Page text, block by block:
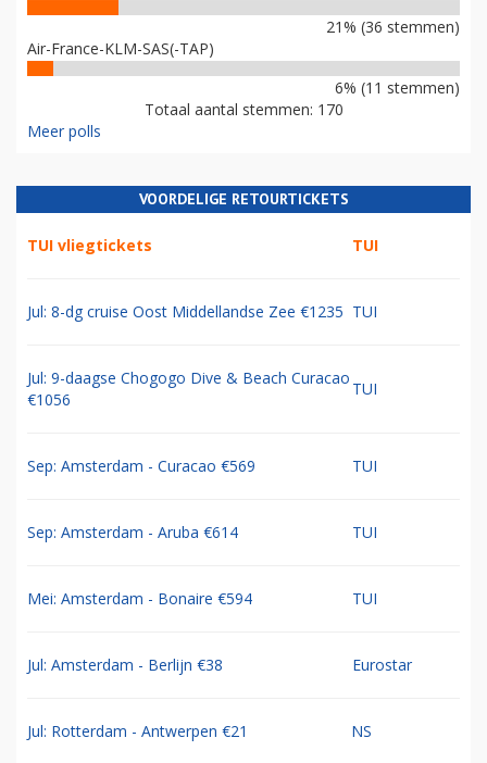
21% (36 stemmen)
Air-France-KLM-SAS(-TAP)
6% (11 stemmen)
Totaal aantal stemmen: 170
Meer polls
VOORDELIGE RETOURTICKETS
TUI vliegtickets TUI
Jul: 8-dg cruise Oost Middellandse Zee €1235 TUI
Jul: 9-daagse Chogogo Dive & Beach Curacao
€1056
TUI
Sep: Amsterdam - Curacao €569 TUI
Sep: Amsterdam - Aruba €614 TUI
Mei: Amsterdam - Bonaire €594 TUI
Jul: Amsterdam - Berlijn €38 Eurostar
Jul: Rotterdam - Antwerpen €21 NS